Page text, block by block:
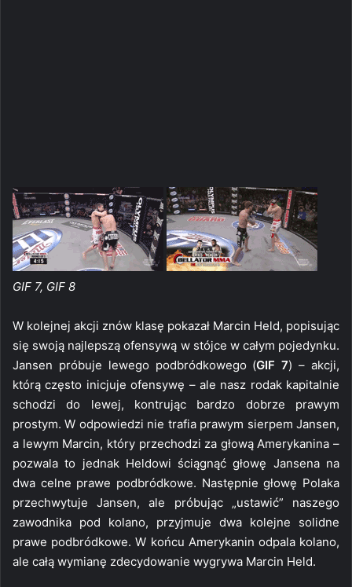
GIF 7, GIF 8
W kolejnej akcji znów klasę pokazał Marcin Held, popisując
się swoją najlepszą ofensywą w stójce w całym pojedynku.
Jansen próbuje lewego podbródkowego (GIF 7) – akcji,
którą często inicjuje ofensywę – ale nasz rodak kapitalnie
schodzi do lewej, kontrując bardzo dobrze prawym
prostym. W odpowiedzi nie trafia prawym sierpem Jansen,
a lewym Marcin, który przechodzi za głową Amerykanina –
pozwala to jednak Heldowi ściągnąć głowę Jansena na
dwa celne prawe podbródkowe. Następnie głowę Polaka
przechwytuje Jansen, ale próbując „ustawić” naszego
zawodnika pod kolano, przyjmuje dwa kolejne solidne
prawe podbródkowe. W końcu Amerykanin odpala kolano,
ale całą wymianę zdecydowanie wygrywa Marcin Held.